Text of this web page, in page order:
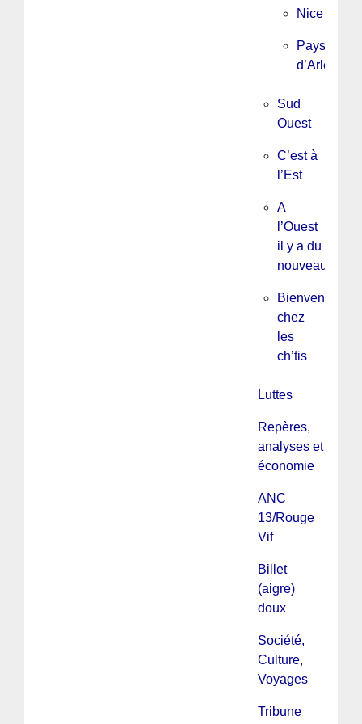
Nice
Pays
d’Arles
Sud
Ouest
C’est à
l’Est
A
l’Ouest
il y a du
nouveau
Bienvenue
chez
les
ch’tis
Luttes
Repères,
analyses et
économie
ANC
13/Rouge
Vif
Billet
(aigre)
doux
Société,
Culture,
Voyages
Tribune